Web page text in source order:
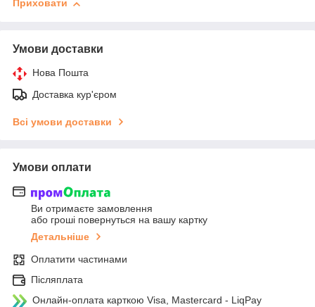
Приховати
Умови доставки
Нова Пошта
Доставка кур'єром
Всі умови доставки
Умови оплати
Ви отримаєте замовлення
або гроші повернуться на вашу картку
Детальніше
Оплатити частинами
Післяплата
Онлайн-оплата карткою Visa, Mastercard - LiqPay